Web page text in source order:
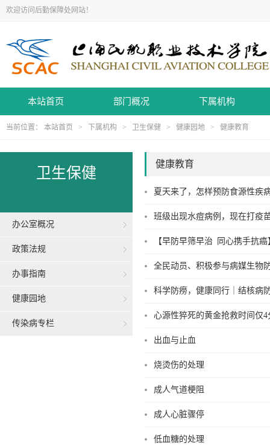
欢迎访问后勤保障处网站！
本站首页 部门概况 下属机构
当前位置： 本站首页 > 下属机构 > 卫生保健 > 健康园地 > 健康教育
卫生保健
办公室概况
政策法规
办事指南
健康园地
传染病专栏
健康教育
夏天来了，怎样预防食源性疾
班级出现水痘病例，现在打疫
【早防早筛早治 同心携手抗
全民动员、积极参与病媒生物
科学防痨，健康同行｜结核病
心源性猝死的黄金抢救时间仅
出血与止血
烧烫伤的处理
成人气道梗阻
成人心脏骤停
低血糖的处理